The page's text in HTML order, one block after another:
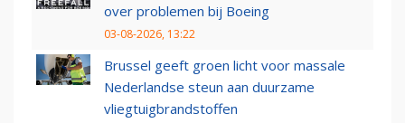
over problemen bij Boeing
03-08-2026, 13:22
Brussel geeft groen licht voor massale
Nederlandse steun aan duurzame
vliegtuigbrandstoffen